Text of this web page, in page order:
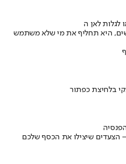
היא תחליף את מי שלא משתמש
בלחיצת כפתור
הצעדים שיצילו את הכסף שלכם